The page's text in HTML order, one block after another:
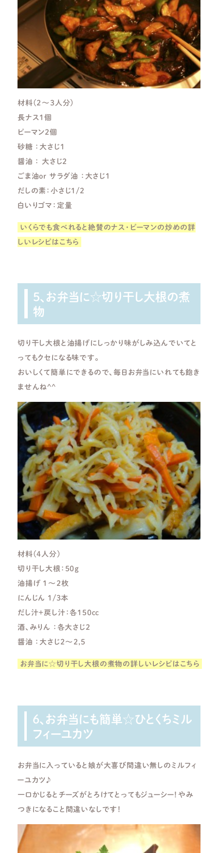
材料(２～３人分)
長ナス１個
ピーマン２個
砂糖 ：大さじ１
醤油 ： 大さじ２
ごま油or サラダ油 ：大さじ１
だしの素：小さじ１/２
白いりゴマ：定量
いくらでも食べれると絶賛のナス・ピーマンの炒めの詳
しいレシピはこちら
5、お弁当に☆切り干し大根の煮
物
切り干し大根と油揚げにしっかり味がしみ込んでいてと
ってもクセになる味です。
おいしくて簡単にできるので、毎日お弁当にいれても飽き
ませんね^^
材料(4人分)
切り干し大根：５０ｇ
油揚げ １～２枚
にんじん １/３本
だし汁+戻し汁：各１５０ｃｃ
酒、みりん ：各大さじ２
醤油 ：大さじ２～２,５
お弁当に☆切り干し大根の煮物の詳しいレシピはこちら
6、お弁当にも簡単☆ひとくちミル
フィーユカツ
お弁当に入っていると娘が大喜び間違い無しのミルフィ
ーユカツ♪
一口かじるとチーズがとろけてとってもジューシー！やみ
つきになること間違いなしです！